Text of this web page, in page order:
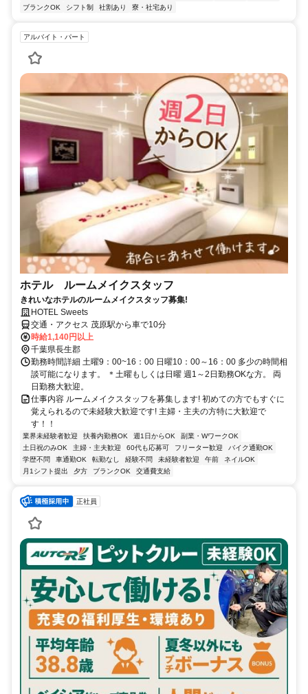
ブランクOK シフト制 社割あり 寮・社宅あり
アルバイト・パート
ホテル ルームメイクスタッフ
きれいなホテルのルームメイクスタッフ募集!
HOTEL Sweets
交通・アクセス 茂原駅から車で10分
時給1,140円以上
千葉県長生郡
勤務時間詳細 土曜9：00~16：00 日曜10：00～16：00 多少の時間相
談可能になります。 ＊土曜もしくは日曜 週1～2日勤務OKな方。 両
日勤務大歓迎。
仕事内容 ルームメイクスタッフを募集します! 初めての方でもすぐに
覚えられるので未経験大歓迎です! 主婦・主夫の方特に大歓迎で
す！！
業界未経験者歓迎 扶養内勤務OK 週1日からOK
副業・WワークOK
土日祝のみOK
主婦・主夫歓迎 60代も応募可 フリーター歓迎
バイク通勤OK
学歴不問
車通勤OK 転勤なし 経験不問 未経験者歓迎 午前
ネイルOK
月1シフト提出
夕方 ブランクOK 交通費支給
正社員